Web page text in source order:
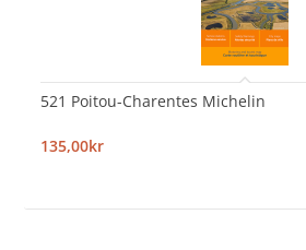
521 Poitou-Charentes Michelin
135,00kr